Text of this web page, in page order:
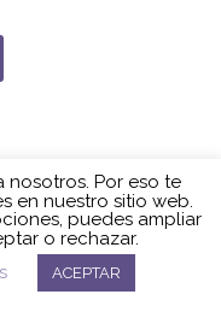
alCMSla
masiva,
A partir de
Por eso te
en nuestro sitio web.
puedes ampliar
o rechazar.
de cookies